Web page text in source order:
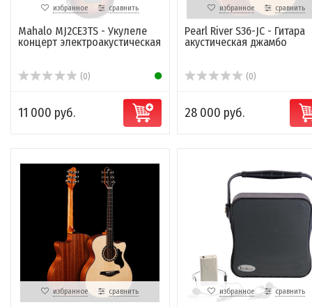
избранное сравнить
Mahalo MJ2CE3TS - Укулеле
концерт электроакустическая
(0)
11 000 руб.
избранное сравнить
Pearl River S36-JC - Гитара
акустическая джамбо
(0)
28 000 руб.
избранное сравнить избранное сравнить